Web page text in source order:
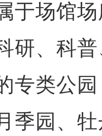
于场馆
、科普
专类公
季园、